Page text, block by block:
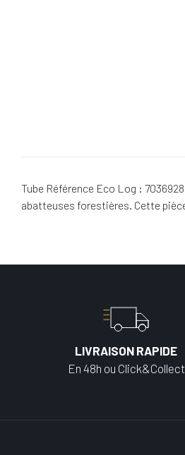
Tube Référence Eco Log :
abatteuses forestières. Cette
LIVRAISON RAPIDE
En 48h ou Click&Collect